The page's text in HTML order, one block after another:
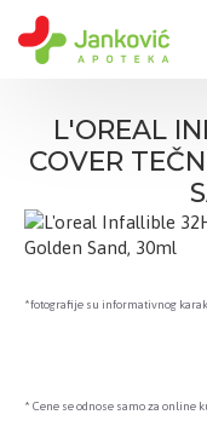
L'OREAL
COVER
*fotografije su informativnog
* Cene se odnose samo za online